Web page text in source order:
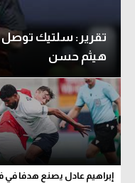
تقرير: سلتيك توصل
هيثم حسن
إبراهيم عادل يصنع هدفا في